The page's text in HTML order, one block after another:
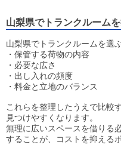
山梨県でトランクルーム
山梨県でトランクルームを選ぶ
・保管する荷物の内容
・必要な広さ
・出し入れの頻度
・料金と立地のバランス
これらを整理したうえで比較
見つけやすくなります。
無理に広いスペースを借りる
することが、コストを抑える